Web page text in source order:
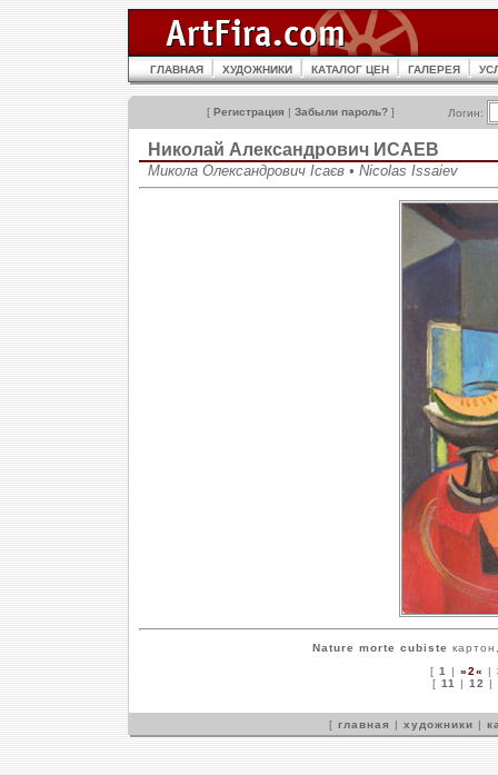
ГЛАВНАЯ ХУДОЖНИКИ КАТАЛОГ ЦЕН ГАЛЕРЕЯ
[ Регистрация | Забыли пароль? ] Логин:
Николай Александрович ИСАЕВ
Микола Олександрович Ісаєв • Nicolas Issaiev
Nature morte cubiste
[ 1 | »2« |
[ 11 | 12 |
[ главная | художники |